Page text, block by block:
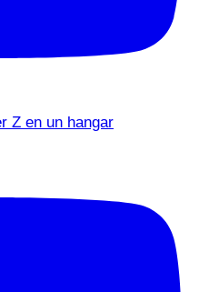
Z en un hangar